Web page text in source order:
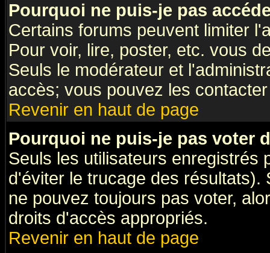
Pourquoi ne puis-je pas
Certains forums peuvent limiter
Pour voir, lire, poster, etc. vous
Seuls le modérateur et
accès; vous pouvez les
Revenir en haut de page
Pourquoi ne puis-je pas voter
Seuls les utilisateurs enregistrés
d'éviter le trucage des
ne pouvez toujours pas voter,
droits d'accès appropriés.
Revenir en haut de page